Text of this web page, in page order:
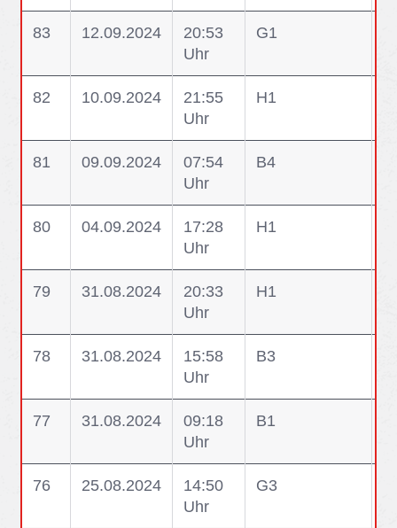
83 12.09.2024
20:53
Uhr
G1
82 10.09.2024
21:55
Uhr
H1
81 09.09.2024
07:54
Uhr
B4
80 04.09.2024
17:28
Uhr
H1
79 31.08.2024
20:33
Uhr
H1
78 31.08.2024
15:58
Uhr
B3
77 31.08.2024
09:18
Uhr
B1
76 25.08.2024
14:50
Uhr
G3